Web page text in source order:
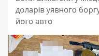
доларів уявного
його авто